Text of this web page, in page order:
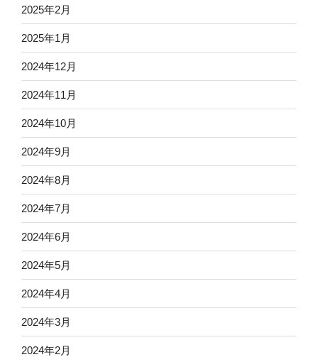
2025年2月
2025年1月
2024年12月
2024年11月
2024年10月
2024年9月
2024年8月
2024年7月
2024年6月
2024年5月
2024年4月
2024年3月
2024年2月